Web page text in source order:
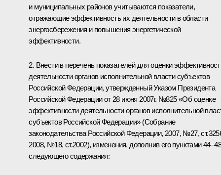
и муниципальных районов учитываются показатели,
отражающие эффективность их деятельности в области
энергосбережения и повышения энергетической
эффективности.
2. Внести в перечень показателей для оценки
деятельности органов исполнительной власти субъектов
Российской Федерации, утвержденный Указом Президента
Российской Федерации от 28 июня 2007г. №825 «Об оценке
эффективности деятельности органов исполнительной
субъектов Российской Федерации» (Собрание
законодательства Российской Федерации, 2007, №27,
2008, №18, ст.2002), изменения, дополнив его пунктами 44–48
следующего содержания: